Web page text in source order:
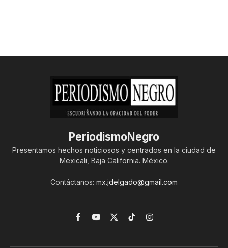
PeriodismoNegro
Presentamos hechos noticiosos y centrados en la ciudad de
Mexicali, Baja California. México.
Contáctanos: mx.jdelgado@gmail.com
Facebook
YouTube
X
TikTokInstagram